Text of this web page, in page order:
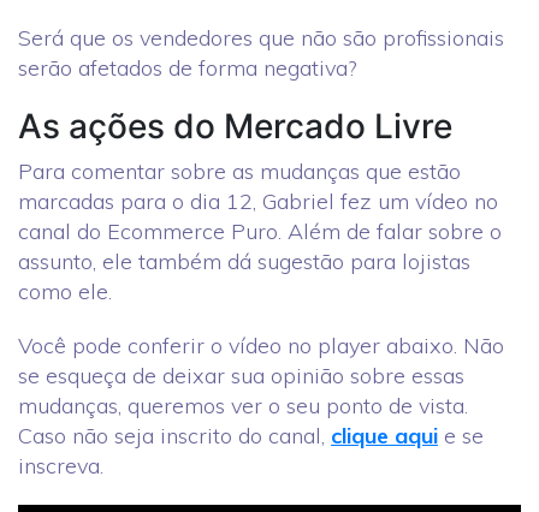
Será que os vendedores que não são profissionais
serão afetados de forma negativa?
As ações do Mercado Livre
Para comentar sobre as mudanças que estão
marcadas para o dia 12, Gabriel fez um vídeo no
canal do Ecommerce Puro. Além de falar sobre o
assunto, ele também dá sugestão para lojistas
como ele.
Você pode conferir o vídeo no player abaixo. Não
se esqueça de deixar sua opinião sobre essas
mudanças, queremos ver o seu ponto de vista.
Caso não seja inscrito do canal, clique aqui e se
inscreva.